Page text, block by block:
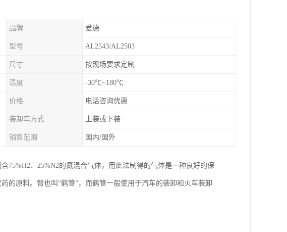
品牌 爱德
型号 AL2543/AL2503
尺寸 按现场要求定制
温度 -30℃~180℃
价格 电话咨询优惠
装卸车方式 上装或下装
销售范围 国内/国外
75%H2、25%N2的氮混合气体，用此法制得的气体是一种良好的保
的原料。臂也叫“鹤管”，而鹤管一般使用于汽车的装卸和火车装卸